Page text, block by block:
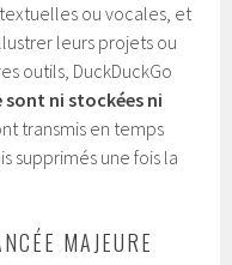
ou vocales, et
leurs projets ou
outils, DuckDuckGo
ni stockées ni
transmis en temps
supprimés une fois la
MAJEURE